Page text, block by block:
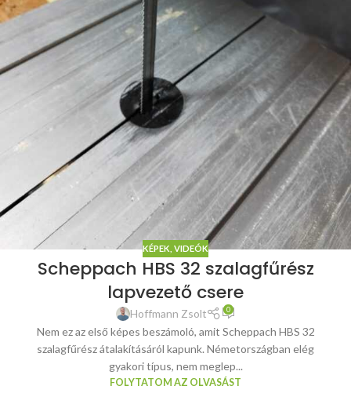
KÉPEK, VIDEÓK
Scheppach HBS 32 szalagfűrész
lapvezető csere
Hoffmann Zsolt 0
Nem ez az első képes beszámoló, amit Scheppach HBS 32
szalagfűrész átalakításáról kapunk. Németországban elég
gyakori típus, nem meglep...
FOLYTATOM AZ OLVASÁST